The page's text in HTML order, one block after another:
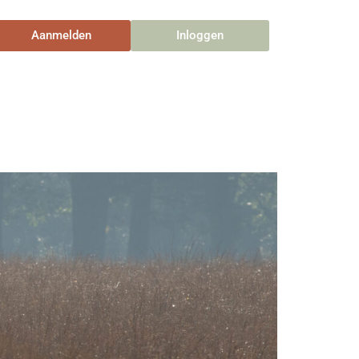
Aanmelden Inloggen